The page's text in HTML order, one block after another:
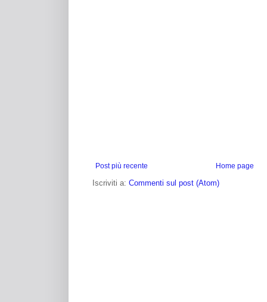
Post più recente Home page
Iscriviti a: Commenti sul post (Atom)